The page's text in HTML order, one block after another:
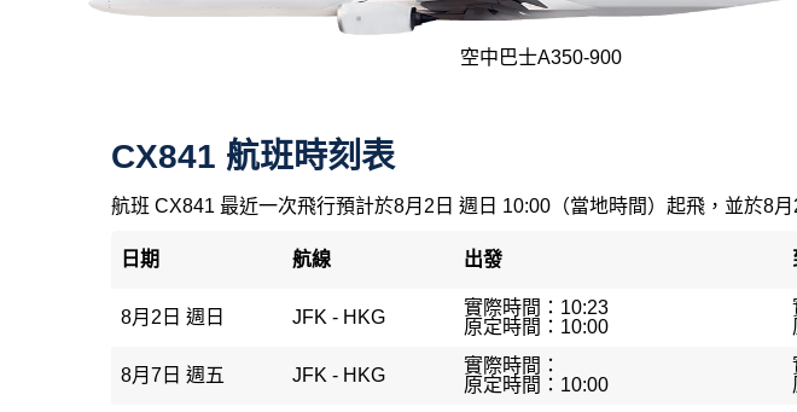
空中巴士A350-900
CX841 航班時刻表
航班 CX841 最近一次飛行預計於8月2日 週日 10:00（當地時間）起飛，並於8
日期 航線 出發
8月2日 週日 JFK - HKG
實際時間：10:23
原定時間：10:00
8月7日 週五 JFK - HKG
實際時間：
原定時間：10:00